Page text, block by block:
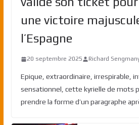
une victoire
l’Espagne
20 septembre 2025 Richard
Epique, extraordinaire, irrespirable,
sensationnel, cette kyrielle de mots
prendre la forme d’un paragraphe